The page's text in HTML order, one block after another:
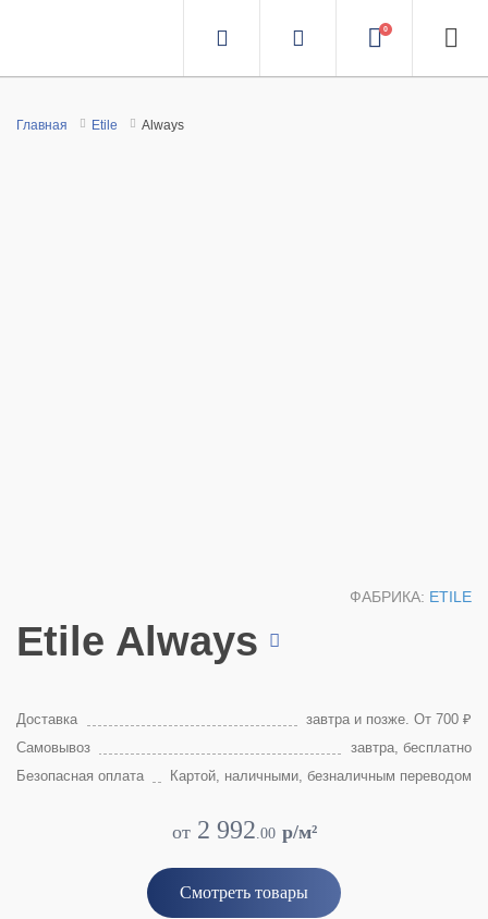
0
Главная Etile Always
ФАБРИКА: ETILE
Etile Always
Доставка
завтра и позже. От 700 ₽
Самовывоз
завтра, бесплатно
Безопасная оплата
Картой, наличными, безналичным переводом
от 2 992.00 p/м²
Смотреть товары